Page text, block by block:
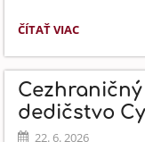
NAŠA
POMÁHA:
ČÍTAŤ VIAC
dedičstvo
22. 6. 2026